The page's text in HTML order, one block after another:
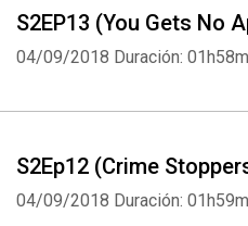
S2EP13 (You Gets No
04/09/2018 Duración:
S2Ep12 (Crime
04/09/2018 Duración: